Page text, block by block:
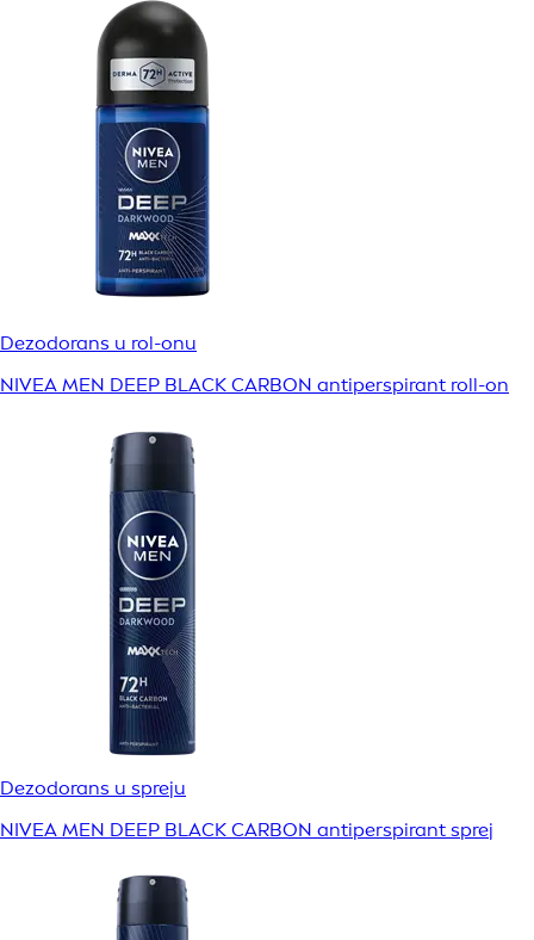
Dezodorans u rol-onu
NIVEA MEN DEEP BLACK CARBON antiperspirant roll-on
Dezodorans u spreju
NIVEA MEN DEEP BLACK CARBON antiperspirant sprej